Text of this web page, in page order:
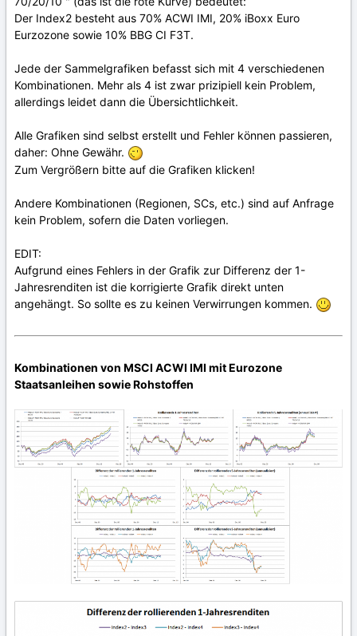
Der Index2 besteht aus 70% ACWI IMI, 20% iBoxx Euro
Eurzozone sowie 10% BBG CI F3T.
Jede der Sammelgrafiken befasst sich mit 4 verschiedenen
Kombinationen. Mehr als 4 ist zwar prizipiell kein Problem,
allerdings leidet dann die Übersichtlichkeit.
Alle Grafiken sind selbst erstellt und Fehler können passieren,
daher: Ohne Gewähr.
Zum Vergrößern bitte auf die Grafiken klicken!
Andere Kombinationen (Regionen, SCs, etc.) sind auf Anfrage
kein Problem, sofern die Daten vorliegen.
EDIT:
Aufgrund eines Fehlers in der Grafik zur Differenz der 1-
Jahresrenditen ist die korrigierte Grafik direkt unten
angehängt. So sollte es zu keinen Verwirrungen kommen.
Kombinationen von MSCI ACWI IMI mit Eurozone
Staatsanleihen sowie Rohstoffen